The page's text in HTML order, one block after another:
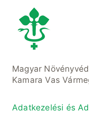
Magyar
Kamara Vas
Adatkezelési és